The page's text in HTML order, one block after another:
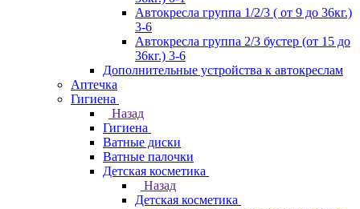
Автокресла группа 1/2/3 ( от 9 до 36кг.)
3-6
Автокресла группа 2/3 бустер (от 15 до
36кг.) 3-6
Дополнительные устройства к автокреслам
Аптечка
Гигиена
Назад
Гигиена
Ватные диски
Ватные палочки
Детская косметика
Назад
Детская косметика